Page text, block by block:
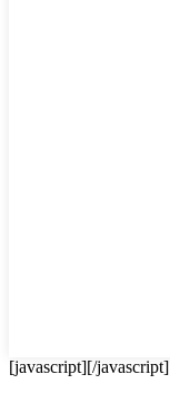
[javascript][/javascript]